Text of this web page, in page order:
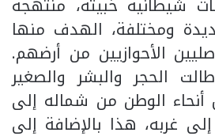
ومختلفة، الهدف منها
الأحوازيين من أرضهم.
الحجر والبشر والصغير
الوطن من شماله إلى
غربه، هذا بالإضافة إلى